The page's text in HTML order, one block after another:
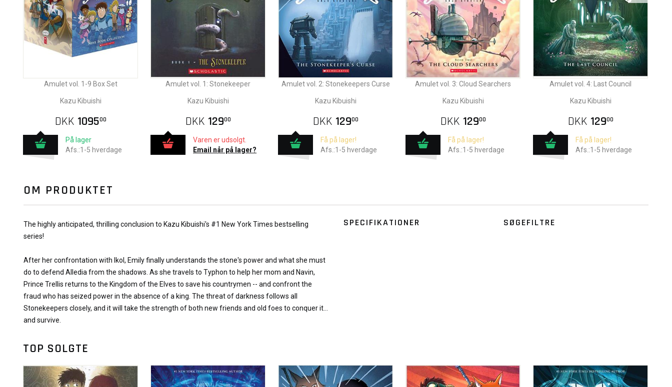
Amulet vol. 1-9 Box Set
Kazu Kibuishi
DKK 109500
På lager
Afs.:1-5 hverdage
Amulet vol. 1: Stonekeeper
Kazu Kibuishi
DKK 12900
Varen er udsolgt.
Email når på lager?
Amulet vol. 2: Stonekeepers Curse
Kazu Kibuishi
DKK 12900
Få på lager!
Afs.:1-5 hverdage
Amulet vol. 3: Cloud Searchers
Kazu Kibuishi
DKK 12900
Få på lager!
Afs.:1-5 hverdage
Amulet vol. 4: Last Council
Kazu Kibuishi
DKK 12900
Få på lager!
Afs.:1-5 hverdage
OM PRODUKTET
The highly anticipated, thrilling conclusion to Kazu Kibuishi's #1 New York Times bestselling
series!
After her confrontation with Ikol, Emily finally understands the stone's power and what she must
do to defend Alledia from the shadows. As she travels to Typhon to help her mom and Navin,
Prince Trellis returns to the Kingdom of the Elves to save his countrymen -- and confront the
fraud who has seized power in the absence of a king. The threat of darkness follows all
Stonekeepers closely, and it will take the strength of both new friends and old foes to conquer it…
and survive.
SPECIFIKATIONER SØGEFILTRE
TOP SOLGTE